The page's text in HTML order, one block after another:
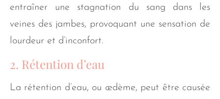
entraîner une stagnation du sang dans les
veines des jambes, provoquant une sensation de
lourdeur et d’inconfort.
2. Rétention d’eau
La rétention d’eau, ou œdème, peut être causée